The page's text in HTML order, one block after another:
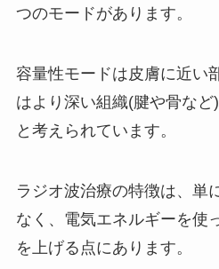
つのモードがあります。
容量性モードは皮膚に近い
はより深い組織(腱や骨な
と考えられています。
ラジオ波治療の特徴は、単
なく、電気エネルギーを使
を上げる点にあります。